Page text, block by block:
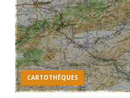
CARTOTHÉQUES